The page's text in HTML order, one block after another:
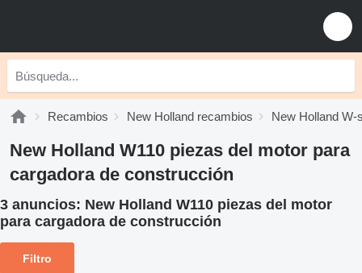
Recambios New Holland recambios New Holland
New Holland W110 piezas del motor para
cargadora de construcción
3 anuncios: New Holland W110 piezas del motor
para cargadora de construcción
Filtro